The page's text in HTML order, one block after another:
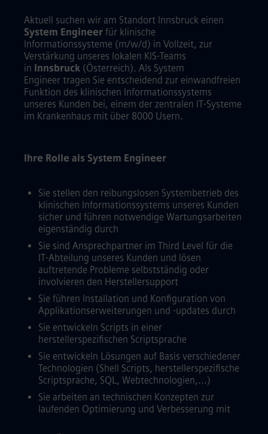
Aktuell suchen wir am Standort Innsbruck einen
System Engineer für klinische
Informationssysteme (m/w/d) in Vollzeit, zur
Verstärkung unseres lokalen KIS-Teams
in Innsbruck (Österreich). Als System
Engineer tragen Sie entscheidend zur einwandfreien
Funktion des klinischen Informationssystems
unseres Kunden bei, einem der zentralen IT-Systeme
im Krankenhaus mit über 8000 Usern.
Ihre Rolle als System Engineer
Sie stellen den reibungslosen Systembetrieb des
klinischen Informationssystems unseres Kunden
sicher und führen notwendige Wartungsarbeiten
eigenständig durch
Sie sind Ansprechpartner im Third Level für die
IT-Abteilung unseres Kunden und lösen
auftretende Probleme selbstständig oder
involvieren den Herstellersupport
Sie führen Installation und Konfiguration von
Applikationserweiterungen und -updates durch
Sie entwickeln Scripts in einer
herstellerspezifischen Scriptsprache
Sie entwickeln Lösungen auf Basis verschiedener
Technologien (Shell Scripts, herstellerspezifische
Scriptsprache, SQL, Webtechnologien,...)
Sie arbeiten an technischen Konzepten zur
laufenden Optimierung und Verbesserung mit